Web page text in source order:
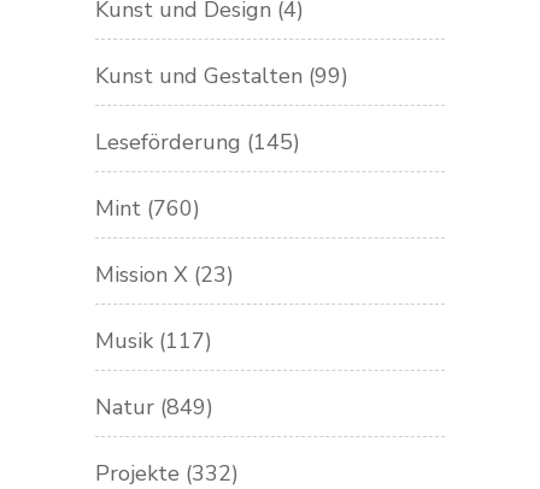
Kunst und Design (4)
Kunst und Gestalten (99)
Leseförderung (145)
Mint (760)
Mission X (23)
Musik (117)
Natur (849)
Projekte (332)